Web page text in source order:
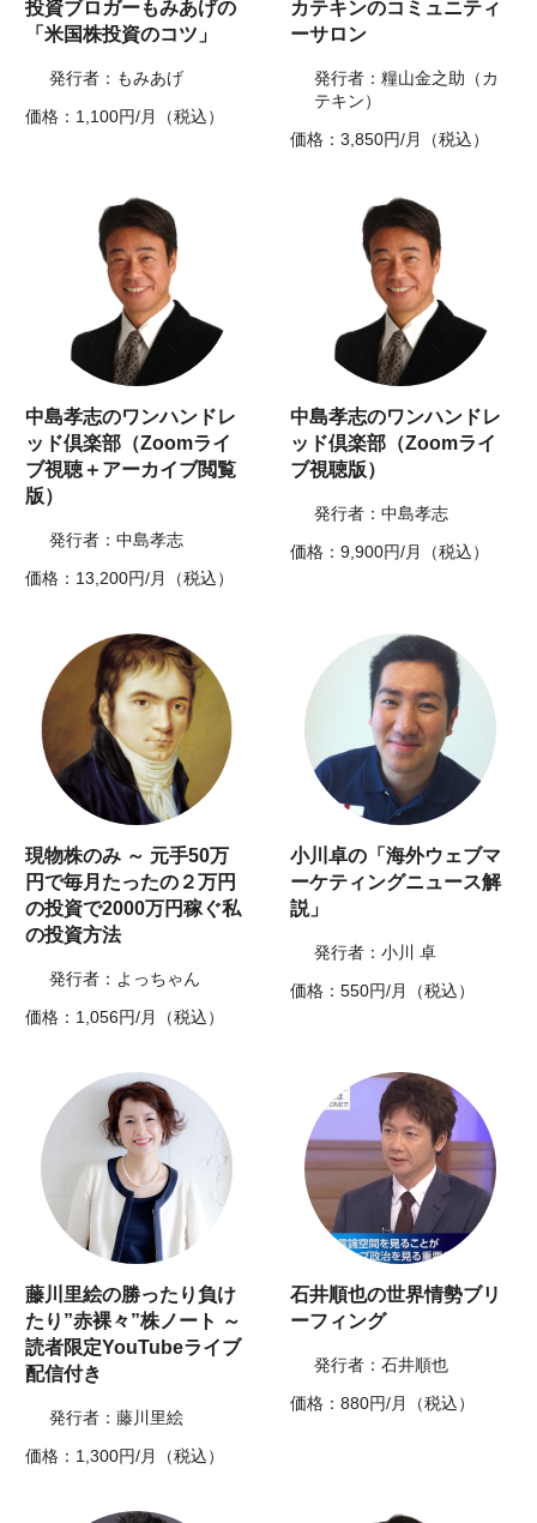
投資ブロガーもみあげの
「米国株投資のコツ」
発行者：もみあげ
価格：1,100円/月（税込）
カテキンのコミュニティ
ーサロン
発行者：糧山金之助（カ
テキン）
価格：3,850円/月（税込）
中島孝志のワンハンドレ
ッド倶楽部（Zoomライ
ブ視聴＋アーカイブ閲覧
版）
発行者：中島孝志
価格：13,200円/月（税込）
中島孝志のワンハンドレ
ッド倶楽部（Zoomライ
ブ視聴版）
発行者：中島孝志
価格：9,900円/月（税込）
現物株のみ ～ 元手50万
円で毎月たったの２万円
の投資で2000万円稼ぐ私
の投資方法
発行者：よっちゃん
価格：1,056円/月（税込）
小川卓の「海外ウェブマ
ーケティングニュース解
説」
発行者：小川 卓
価格：550円/月（税込）
藤川里絵の勝ったり負け
たり”赤裸々”株ノート ～
読者限定YouTubeライブ
配信付き
発行者：藤川里絵
価格：1,300円/月（税込）
石井順也の世界情勢ブリ
ーフィング
発行者：石井順也
価格：880円/月（税込）